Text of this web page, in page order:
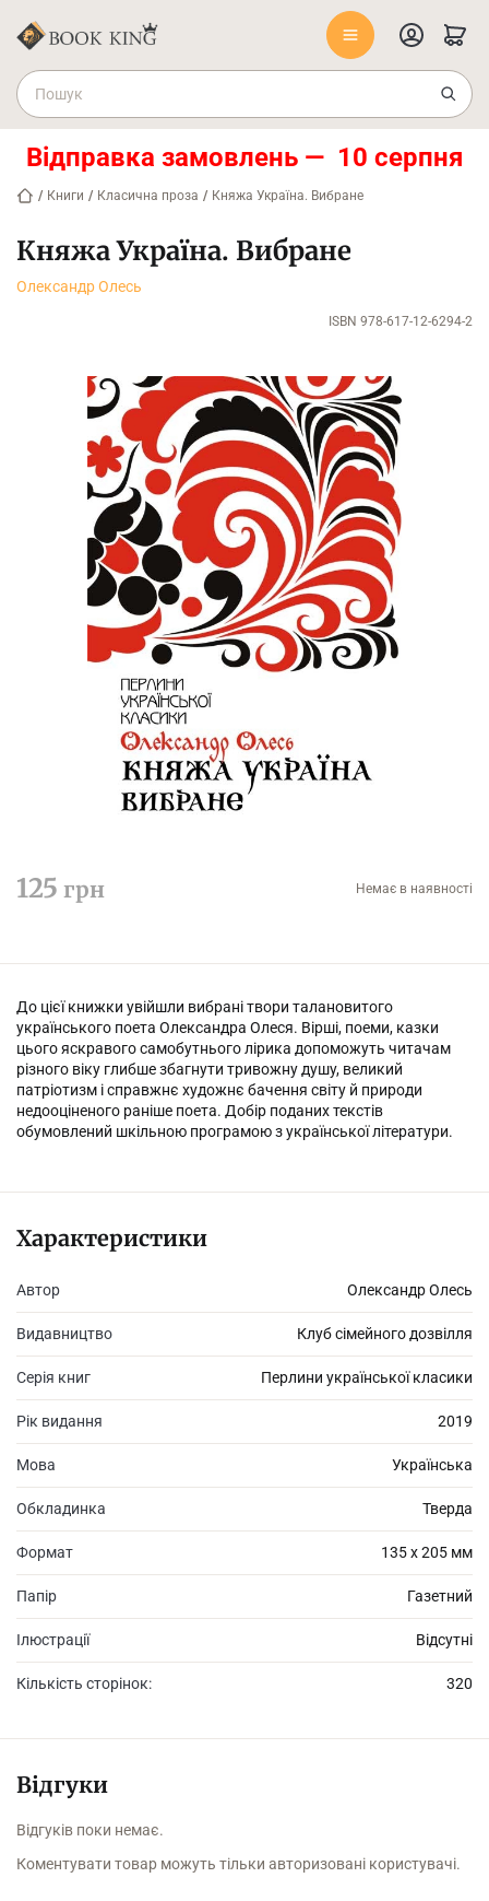
Відправка замовлень — 10 серпня
/ Книги / Класична проза / Княжа Україна. Вибране
Княжа Україна. Вибране
Олександр Олесь
ISBN 978-617-12-6294-2
125 грн Немає в наявності
До цієї книжки увійшли вибрані твори талановитого
українського поета Олександра Олеся. Вірші, поеми, казки
цього яскравого самобутнього лірика допоможуть читачам
різного віку глибше збагнути тривожну душу, великий
патріотизм і справжнє художнє бачення світу й природи
недооціненого раніше поета. Добір поданих текстів
обумовлений шкільною програмою з української літератури.
Характеристики
Автор Олександр Олесь
Видавництво Клуб сімейного дозвілля
Серія книг Перлини української класики
Рік видання 2019
Мова Українська
Обкладинка Тверда
Формат 135 х 205 мм
Папір Газетний
Ілюстрації Відсутні
Кількість сторінок: 320
Відгуки
Відгуків поки немає.
Коментувати товар можуть тільки авторизовані користувачі.